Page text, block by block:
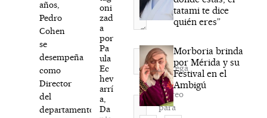
años,
Pedro
Cohen
se
desempeña
como
Director
del
departamento
oni
zad
a
por
Pa
ula
Ec
hev
arrí
a,
Da
Nombre*
Correo
electrónico*
Agréga
mi
correo
para
tatami te dice
quién eres”
Morboria brinda
por Mérida y su
Festival en el
Ambigú